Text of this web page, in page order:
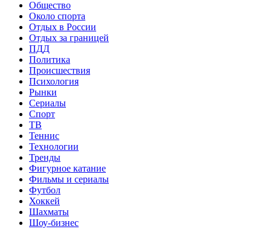
Общество
Около спорта
Отдых в России
Отдых за границей
ПДД
Политика
Происшествия
Психология
Рынки
Сериалы
Спорт
ТВ
Теннис
Технологии
Тренды
Фигурное катание
Фильмы и сериалы
Футбол
Хоккей
Шахматы
Шоу-бизнес